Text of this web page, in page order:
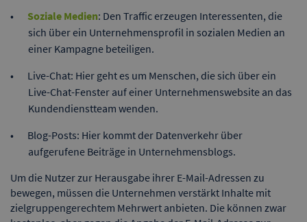
Soziale Medien: Den Traffic erzeugen Interessenten, die
sich über ein Unternehmensprofil in sozialen Medien an
einer Kampagne beteiligen.
Live-Chat: Hier geht es um Menschen, die sich über ein
Live-Chat-Fenster auf einer Unternehmenswebsite an das
Kundendienstteam wenden.
Blog-Posts: Hier kommt der Datenverkehr über
aufgerufene Beiträge in Unternehmensblogs.
Um die Nutzer zur Herausgabe ihrer E-Mail-Adressen zu
bewegen, müssen die Unternehmen verstärkt Inhalte mit
zielgruppengerechtem Mehrwert anbieten. Die können zwar